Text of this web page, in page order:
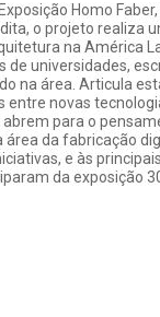
Homo
o projeto realiza
na América
de universidades,
na área. Articula
entre novas
para o
área da fabricação
e às
da exposição